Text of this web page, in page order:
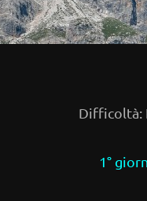
Difficoltà:
1°